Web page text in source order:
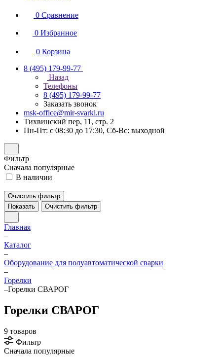
0 Сравнение
0 Избранное
0 Корзина
8 (495) 179-99-77
Назад
Телефоны
8 (495) 179-99-77
Заказать звонок
msk-office@mir-svarki.ru
Тихвинский пер, 11, стр. 2
Пн-Пт: с 08:30 до 17:30, Сб-Вс: выходной
Фильтр
Сначала популярные
В наличии
Очистить фильтр
Показать
Очистить фильтр
Главная
–
Каталог
–
Оборудование для полуавтоматической сварки
–
Горелки
–Горелки СВАРОГ
Горелки СВАРОГ
9 товаров
Фильтр
Сначала популярные